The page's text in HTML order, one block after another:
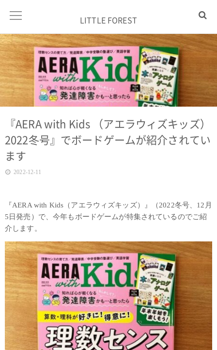
LITTLE FOREST
『AERA with Kids （アエラウィズキッズ）
2022冬号』でボードゲームが紹介されてい
ます
2022-12-11
『AERA with Kids（アエラウィズキッズ）』（2022冬号、12月
5日発売）で、今年もボードゲームが特集されているのでご紹
介します。